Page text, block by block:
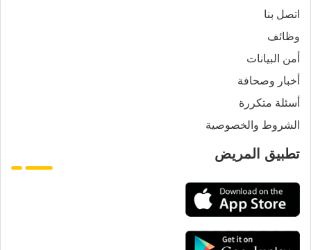
اتصل بنا
وظائف
أمن البيانات
أخبار وصحافة
أسئلة متكررة
الشروط والخصوصية
تطبيق المريض